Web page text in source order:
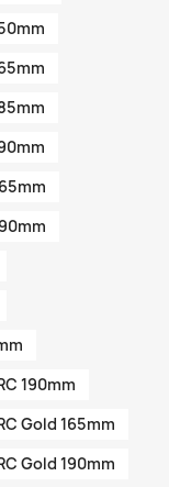
190mm
Gold 165mm
Gold 190mm